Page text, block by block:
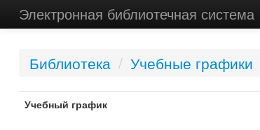
Электронная библиотечная система
Библиотека / Учебные графики
Учебный график